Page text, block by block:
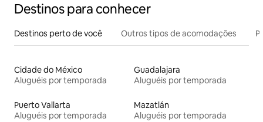
Destinos para conhecer
Destinos perto de você Outros tipos de acomodações
Cidade do México
Aluguéis por temporada
Guadalajara
Aluguéis por temporada
Puerto Vallarta
Aluguéis por temporada
Mazatlán
Aluguéis por temporada